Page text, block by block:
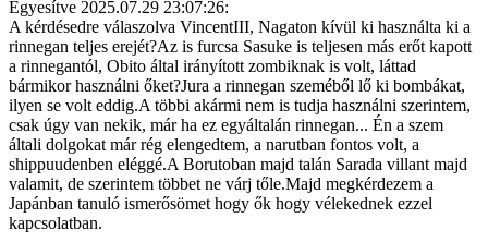
Egyesítve 2025.07.29 23:07:26:
A kérdésedre válaszolva VincentIII, Nagaton kívül ki használta ki a
rinnegan teljes erejét?Az is furcsa Sasuke is teljesen más erőt kapott
a rinnegantól, Obito által irányított zombiknak is volt, láttad
bármikor használni őket?Jura a rinnegan szeméből lő ki bombákat,
ilyen se volt eddig.A többi akármi nem is tudja használni szerintem,
csak úgy van nekik, már ha ez egyáltalán rinnegan... Én a szem
általi dolgokat már rég elengedtem, a narutban fontos volt, a
shippuudenben eléggé.A Borutoban majd talán Sarada villant majd
valamit, de szerintem többet ne várj tőle.Majd megkérdezem a
Japánban tanuló ismerősömet hogy ők hogy vélekednek ezzel
kapcsolatban.